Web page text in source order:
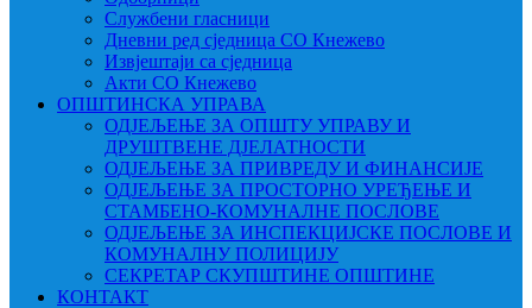
Службени гласници
Дневни ред сједница СО Кнежево
Извјештаји са сједница
Акти СО Кнежево
ОПШТИНСКА УПРАВА
ОДЈЕЉЕЊЕ ЗА ОПШТУ УПРАВУ И
ДРУШТВЕНЕ ДЈЕЛАТНОСТИ
ОДЈЕЉЕЊЕ ЗА ПРИВРЕДУ И ФИНАНСИЈЕ
ОДЈЕЉЕЊЕ ЗА ПРОСТОРНО УРЕЂЕЊЕ И
СТАМБЕНО-КОМУНАЛНЕ ПОСЛОВЕ
ОДЈЕЉЕЊЕ ЗА ИНСПЕКЦИЈСКЕ ПОСЛОВЕ И
КОМУНАЛНУ ПОЛИЦИЈУ
СЕКРЕТАР СКУПШТИНЕ ОПШТИНЕ
КОНТАКТ